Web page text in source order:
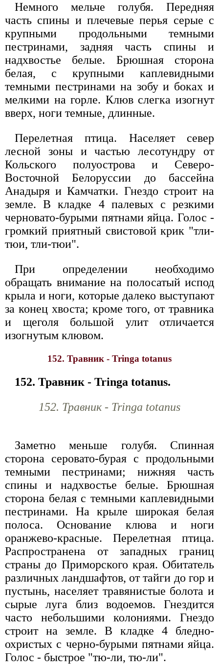
Немного мельче голубя. Передняя
часть спины и плечевые перья серые с
крупными продольными темными
пестринами, задняя часть спины и
надхвостье белые. Брюшная сторона
белая, с крупными каплевидными
темными пестринами на зобу и боках и
мелкими на горле. Клюв слегка изогнут
вверх, ноги темные, длинные.
Перелетная птица. Населяет север
лесной зоны и частью лесотундру от
Кольского полуострова и Северо-
Восточной Белоруссии до бассейна
Анадыря и Камчатки. Гнездо строит на
земле. В кладке 4 палевых с резкими
черновато-бурыми пятнами яйца. Голос -
громкий приятный свистовой крик "тли-
тюи, тли-тюи".
При определении необходимо
обращать внимание на полосатый испод
крыла и ноги, которые далеко выступают
за конец хвоста; кроме того, от травника
и щеголя большой улит отличается
изогнутым клювом.
152. Травник - Tringa totanus
152. Травник - Tringa totanus.
152. Травник - Tringa totanus
Заметно меньше голубя. Спинная
сторона серовато-бурая с продольными
темными пестринами; нижняя часть
спины и надхвостье белые. Брюшная
сторона белая с темными каплевидными
пестринами. На крыле широкая белая
полоса. Основание клюва и ноги
оранжево-красные. Перелетная птица.
Распространена от западных границ
страны до Приморского края. Обитатель
различных ландшафтов, от тайги до гор и
пустынь, населяет травянистые болота и
сырые луга близ водоемов. Гнездится
часто небольшими колониями. Гнездо
строит на земле. В кладке 4 бледно-
охристых с черно-бурыми пятнами яйца.
Голос - быстрое "тю-ли, тю-ли".